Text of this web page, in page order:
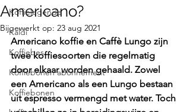
Koffielegende
Kaldi
Koffiebes
Koffiebonen abonnement
Koffiebonen
Americano?
Bijgewerkt op: 23 aug 2021
Americano koffie en Caffè Lungo zijn
twee koffiesoorten die regelmatig
door elkaar worden gehaald. Zowel
een Americano als een Lungo bestaan
uit espresso vermengd met water. Toch